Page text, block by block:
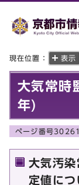
現在位置： 表示
大気常時
年)
ページ番号
大気汚
定値につ